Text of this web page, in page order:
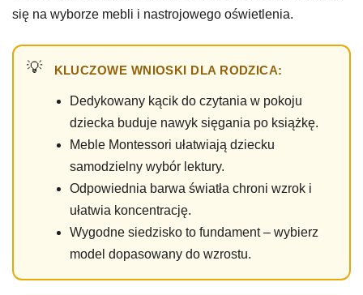
się na wyborze mebli i nastrojowego oświetlenia.
KLUCZOWE WNIOSKI DLA RODZICA:
Dedykowany kącik do czytania w pokoju
dziecka buduje nawyk sięgania po książkę.
Meble Montessori ułatwiają dziecku
samodzielny wybór lektury.
Odpowiednia barwa światła chroni wzrok i
ułatwia koncentrację.
Wygodne siedzisko to fundament – wybierz
model dopasowany do wzrostu.